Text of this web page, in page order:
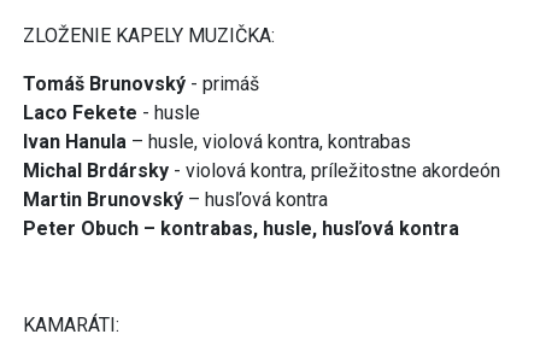
ZLOŽENIE KAPELY MUZIČKA:
Tomáš Brunovský - primáš
Laco Fekete - husle
Ivan Hanula – husle, violová kontra, kontrabas
Michal Brdársky - violová kontra, príležitostne akordeón
Martin Brunovský – husľová kontra
Peter Obuch – kontrabas, husle, husľová kontra
KAMARÁTI: